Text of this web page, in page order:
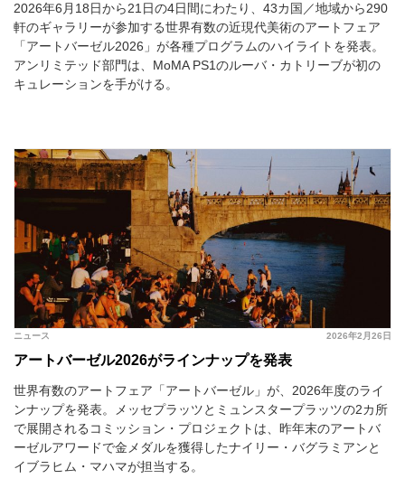
2026年6月18日から21日の4日間にわたり、43カ国／地域から290
軒のギャラリーが参加する世界有数の近現代美術のアートフェア
「アートバーゼル2026」が各種プログラムのハイライトを発表。
アンリミテッド部門は、MoMA PS1のルーバ・カトリーブが初の
キュレーションを手がける。
2026年2月26日
ニュース
アートバーゼル2026がラインナップを発表
世界有数のアートフェア「アートバーゼル」が、2026年度のライ
ンナップを発表。メッセプラッツとミュンスタープラッツの2カ所
で展開されるコミッション・プロジェクトは、昨年末のアートバ
ーゼルアワードで金メダルを獲得したナイリー・バグラミアンと
イブラヒム・マハマが担当する。